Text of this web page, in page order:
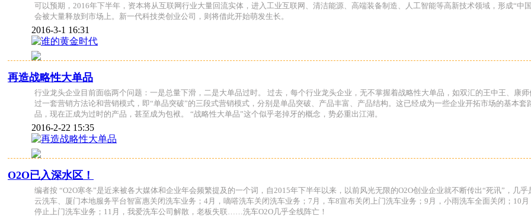
可以预期，2016年下半年，资本将从互联网行业大量回流实体，进入工业互联网、清洁能源、高端装备制造、人工智能等高新技术领域，形成“
会被大量释放到市场上。新一代科技类创业公司，则将借此开始萌发生长。
2016-3-1 16:31
再造战略性大单品
行业龙头企业目前面临两个问题：一是总量下滑，二是大单品过时。 过去，每个行业龙头企业，无不掌握着战略性大单品，如双汇的王中王、康
过一套营销方法论和营销模式，即“单品突破”的三段式营销模式，分别是单品突破、产品丰富、产品结构。这已经成为一些企业开拓市场的基本
品，现在正成为过时的产品，甚至成为包袱。 “战略性大单品”这个似乎老掉牙的概念，势必重出江湖。
2016-2-22 15:35
O2O已入深水区！
编者按 “O2O寒冬”是近来被各大媒体和企业年会频繁提及的一个词，自2015年下半年以来，以前风光无限的O2O创业企业就不断传出“死讯”，几
云洗车、厦门本地服务平台智富惠关闭洗车业务；4月，嘀嗒洗车关闭洗车业务；7月，车8宣布关闭上门洗车业务；9月，小雨洗车全面关闭；10
停止上门洗车业务；11月，我爱洗车公司解散，老板失联……洗车O2O几乎全线阵亡！